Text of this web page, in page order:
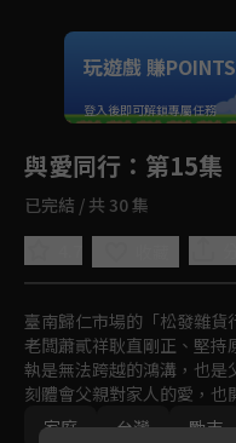
Unmute
如有不便請見
玩遊戲 賺POINTS
登入後即可解鎖專屬任務
與愛同行 ：第15集
已完結 / 共 30 集
臺南歸仁市場的「松發雜貨
老闆蕭貳祥耿直剛正、堅
執是無法跨越的鴻溝，也
刻體會父親對家人的愛，
一起把愛傳播到每個角落
家庭
台灣 勵志